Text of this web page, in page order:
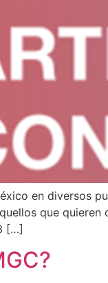
en diversos
que
[…]